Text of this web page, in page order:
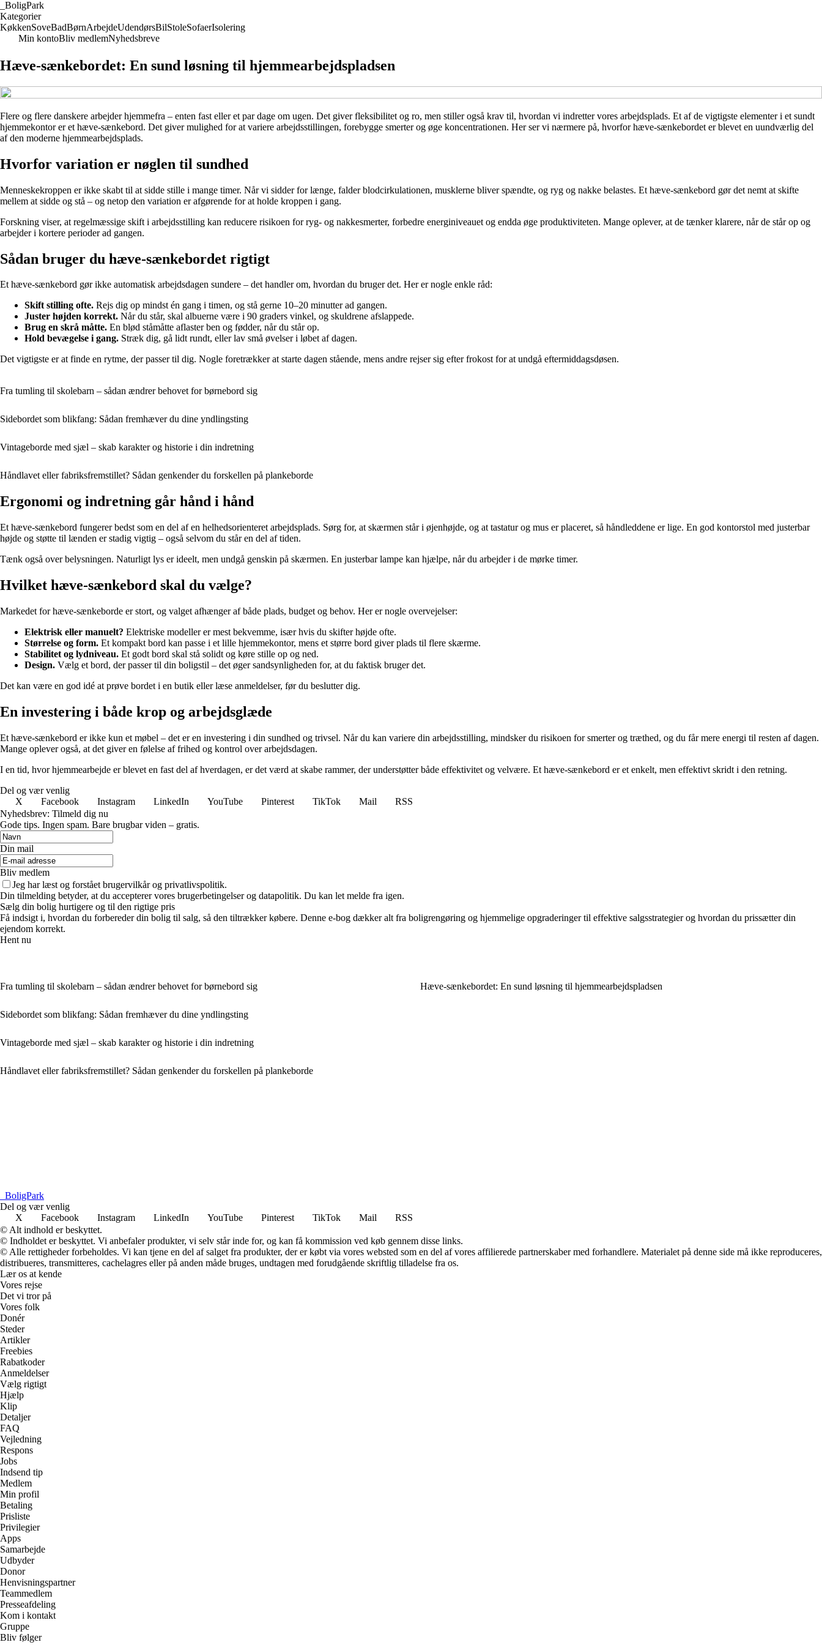
BoligPark
Kategorier
KøkkenSoveBadBørnArbejdeUdendørsBilStoleSofaerIsolering
Min kontoBliv medlemNyhedsbreve
Hæve-sænkebordet: En sund løsning til hjemmearbejdspladsen
Flere og flere danskere arbejder hjemmefra – enten fast eller et par dage om ugen. Det giver fleksibilitet og ro, men stiller også krav til, hvordan vi indretter vores arbejdsplads. Et af de vigtigste elementer i et sundt
hjemmekontor er et hæve-sænkebord. Det giver mulighed for at variere arbejdsstillingen, forebygge smerter og øge koncentrationen. Her ser vi nærmere på, hvorfor hæve-sænkebordet er blevet en uundværlig del
af den moderne hjemmearbejdsplads.
Hvorfor variation er nøglen til sundhed
Menneskekroppen er ikke skabt til at sidde stille i mange timer. Når vi sidder for længe, falder blodcirkulationen, musklerne bliver spændte, og ryg og nakke belastes. Et hæve-sænkebord gør det nemt at skifte
mellem at sidde og stå – og netop den variation er afgørende for at holde kroppen i gang.
Forskning viser, at regelmæssige skift i arbejdsstilling kan reducere risikoen for ryg- og nakkesmerter, forbedre energiniveauet og endda øge produktiviteten. Mange oplever, at de tænker klarere, når de står op og
arbejder i kortere perioder ad gangen.
Sådan bruger du hæve-sænkebordet rigtigt
Et hæve-sænkebord gør ikke automatisk arbejdsdagen sundere – det handler om, hvordan du bruger det. Her er nogle enkle råd:
Skift stilling ofte. Rejs dig op mindst én gang i timen, og stå gerne 10–20 minutter ad gangen.
Juster højden korrekt. Når du står, skal albuerne være i 90 graders vinkel, og skuldrene afslappede.
Brug en skrå måtte. En blød ståmåtte aflaster ben og fødder, når du står op.
Hold bevægelse i gang. Stræk dig, gå lidt rundt, eller lav små øvelser i løbet af dagen.
Det vigtigste er at finde en rytme, der passer til dig. Nogle foretrækker at starte dagen stående, mens andre rejser sig efter frokost for at undgå eftermiddagsdøsen.
Fra tumling til skolebarn – sådan ændrer behovet for børnebord sig
Sidebordet som blikfang: Sådan fremhæver du dine yndlingsting
Vintageborde med sjæl – skab karakter og historie i din indretning
Håndlavet eller fabriksfremstillet? Sådan genkender du forskellen på plankeborde
Ergonomi og indretning går hånd i hånd
Et hæve-sænkebord fungerer bedst som en del af en helhedsorienteret arbejdsplads. Sørg for, at skærmen står i øjenhøjde, og at tastatur og mus er placeret, så håndleddene er lige. En god kontorstol med justerbar
højde og støtte til lænden er stadig vigtig – også selvom du står en del af tiden.
Tænk også over belysningen. Naturligt lys er ideelt, men undgå genskin på skærmen. En justerbar lampe kan hjælpe, når du arbejder i de mørke timer.
Hvilket hæve-sænkebord skal du vælge?
Markedet for hæve-sænkeborde er stort, og valget afhænger af både plads, budget og behov. Her er nogle overvejelser:
Elektrisk eller manuelt? Elektriske modeller er mest bekvemme, især hvis du skifter højde ofte.
Størrelse og form. Et kompakt bord kan passe i et lille hjemmekontor, mens et større bord giver plads til flere skærme.
Stabilitet og lydniveau. Et godt bord skal stå solidt og køre stille op og ned.
Design. Vælg et bord, der passer til din boligstil – det øger sandsynligheden for, at du faktisk bruger det.
Det kan være en god idé at prøve bordet i en butik eller læse anmeldelser, før du beslutter dig.
En investering i både krop og arbejdsglæde
Et hæve-sænkebord er ikke kun et møbel – det er en investering i din sundhed og trivsel. Når du kan variere din arbejdsstilling, mindsker du risikoen for smerter og træthed, og du får mere energi til resten af dagen.
Mange oplever også, at det giver en følelse af frihed og kontrol over arbejdsdagen.
I en tid, hvor hjemmearbejde er blevet en fast del af hverdagen, er det værd at skabe rammer, der understøtter både effektivitet og velvære. Et hæve-sænkebord er et enkelt, men effektivt skridt i den retning.
Del og vær venlig
X
Facebook Instagram LinkedIn YouTube Pinterest TikTok Mail
RSS
Nyhedsbrev: Tilmeld dig nu
Gode tips. Ingen spam. Bare brugbar viden – gratis.
Din mail
Bliv medlem
Jeg har læst og forstået brugervilkår og privatlivspolitik.
Din tilmelding betyder, at du accepterer vores brugerbetingelser og datapolitik. Du kan let melde fra igen.
Sælg din bolig hurtigere og til den rigtige pris
Få indsigt i, hvordan du forbereder din bolig til salg, så den tiltrækker købere. Denne e-bog dækker alt fra boligrengøring og hjemmelige opgraderinger til effektive salgsstrategier og hvordan du prissætter din
ejendom korrekt.
Hent nu
Fra tumling til skolebarn – sådan ændrer behovet for børnebord sig
Sidebordet som blikfang: Sådan fremhæver du dine yndlingsting
Vintageborde med sjæl – skab karakter og historie i din indretning
Håndlavet eller fabriksfremstillet? Sådan genkender du forskellen på plankeborde
Hæve-sænkebordet: En sund løsning til hjemmearbejdspladsen
BoligPark
Del og vær venlig
X
Facebook Instagram LinkedIn YouTube Pinterest TikTok Mail
RSS
© Alt indhold er beskyttet.
© Indholdet er beskyttet. Vi anbefaler produkter, vi selv står inde for, og kan få kommission ved køb gennem disse links.
© Alle rettigheder forbeholdes. Vi kan tjene en del af salget fra produkter, der er købt via vores websted som en del af vores affilierede partnerskaber med forhandlere. Materialet på denne side må ikke reproduceres,
distribueres, transmitteres, cachelagres eller på anden måde bruges, undtagen med forudgående skriftlig tilladelse fra os.
Lær os at kende
Vores rejse
Det vi tror på
Vores folk
Donér
Steder
Artikler
Freebies
Rabatkoder
Anmeldelser
Vælg rigtigt
Hjælp
Klip
Detaljer
FAQ
Vejledning
Respons
Jobs
Indsend tip
Medlem
Min profil
Betaling
Prisliste
Privilegier
Apps
Samarbejde
Udbyder
Donor
Henvisningspartner
Teammedlem
Presseafdeling
Kom i kontakt
Gruppe
Bliv følger